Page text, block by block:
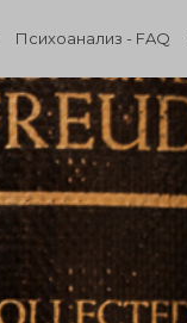
Психоанализ - FAQ